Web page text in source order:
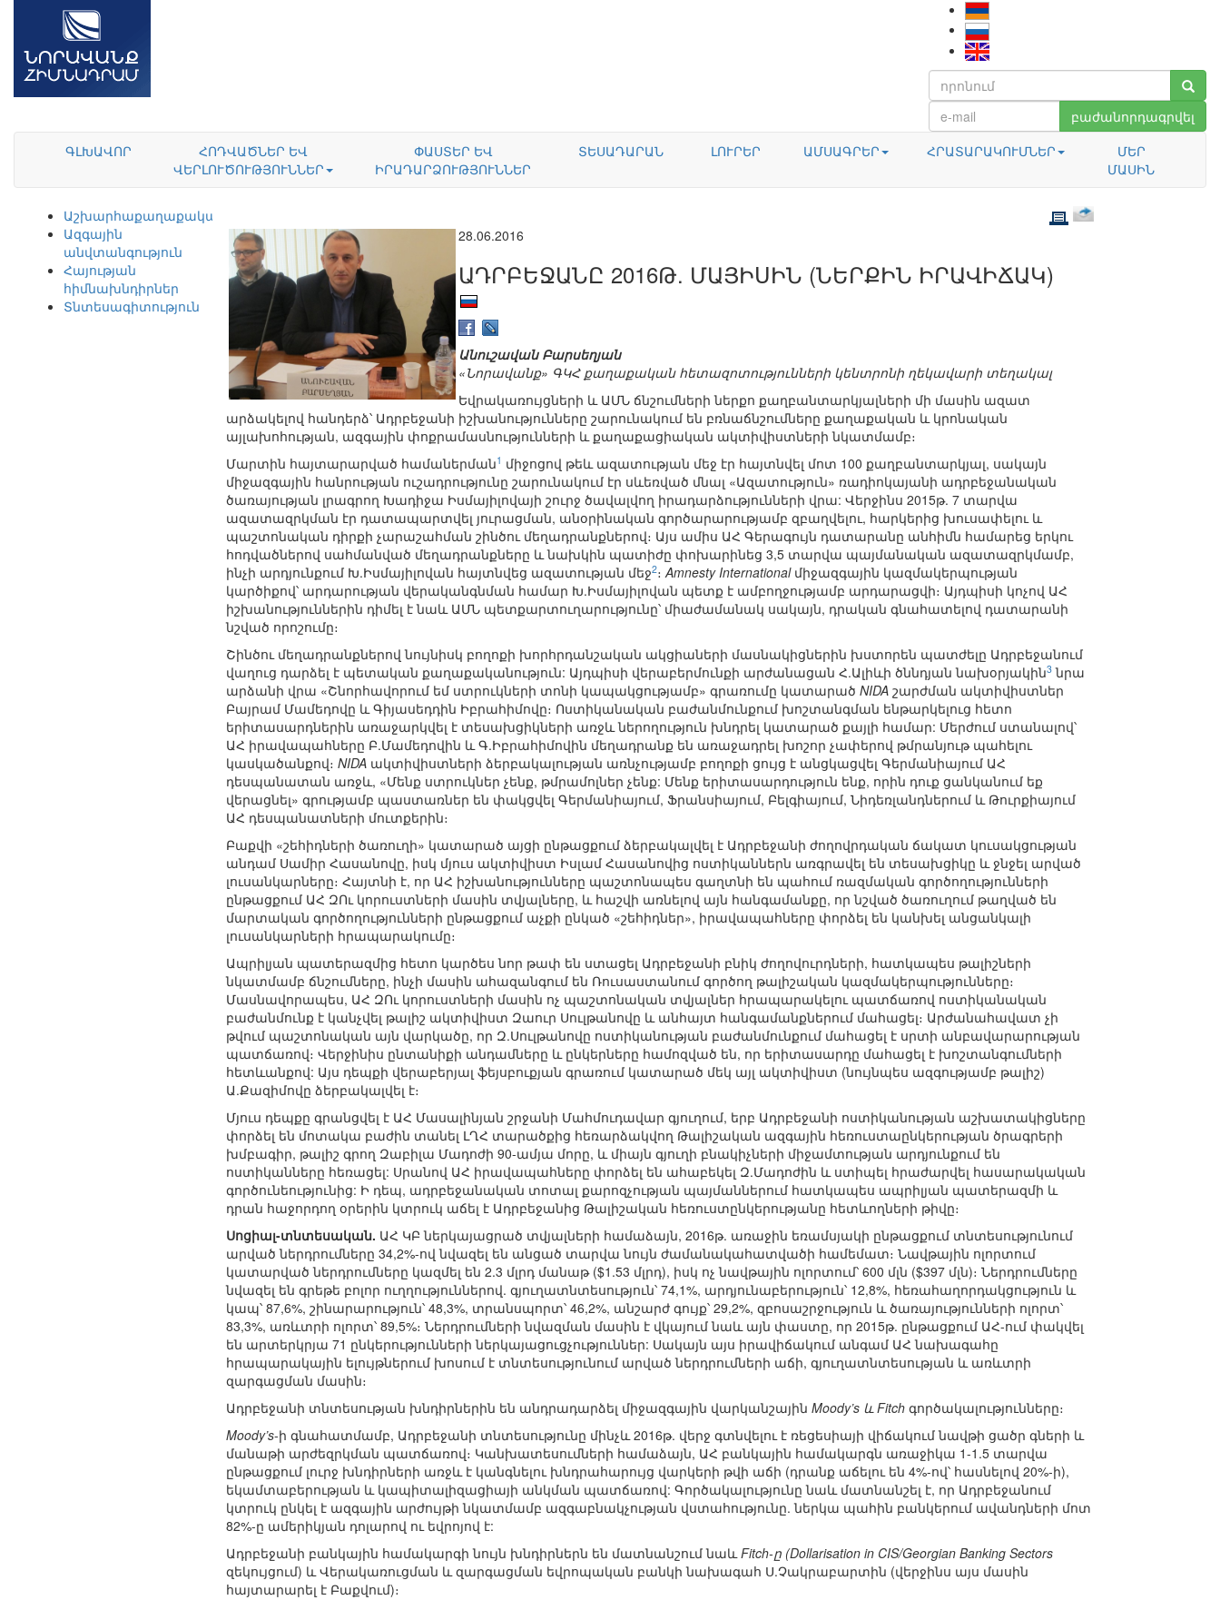
բաժանորդագրվել
ԳԼԽԱՎՈՐ
ՀՈԴՎԱԾՆԵՐ ԵՎ
ՎԵՐԼՈՒԾՈՒԹՅՈՒՆՆԵՐ
ՓԱՍՏԵՐ ԵՎ
ԻՐԱԴԱՐՁՈՒԹՅՈՒՆՆԵՐ
ՏԵՍԱԴԱՐԱՆ ԼՈՒՐԵՐ ԱՄՍԱԳՐԵՐ ՀՐԱՏԱՐԱԿՈՒՄՆԵՐ
ՄԵՐ
ՄԱՍԻՆ
Աշխարհաքաղաքականություն
Ազգային
անվտանգություն
Հայության
հիմնախնդիրներ
Տնտեսագիտություն
28.06.2016
ԱԴՐԲԵՋԱՆԸ 2016Թ. ՄԱՅԻՍԻՆ (ՆԵՐՔԻՆ ԻՐԱՎԻՃԱԿ)
Անուշավան Բարսեղյան
«Նորավանք» ԳԿՀ քաղաքական հետազոտությունների կենտրոնի ղեկավարի տեղակալ
Եվրակառույցների և ԱՄՆ ճնշումների ներքո քաղբանտարկյալների մի մասին ազատ
արձակելով հանդերձ՝ Ադրբեջանի իշխանությունները շարունակում են բռնաճնշումները քաղաքական և կրոնական
այլախոհության, ազգային փոքրամասնությունների և քաղաքացիական ակտիվիստների նկատմամբ։
Մարտին հայտարարված համաներման1 միջոցով թեև ազատության մեջ էր հայտնվել մոտ 100 քաղբանտարկյալ, սակայն
միջազգային հանրության ուշադրությունը շարունակում էր սևեռված մնալ «Ազատություն» ռադիոկայանի ադրբեջանական
ծառայության լրագրող Խադիջա Իսմայիլովայի շուրջ ծավալվող իրադարձությունների վրա: Վերջինս 2015թ. 7 տարվա
ազատազրկման էր դատապարտվել յուրացման, անօրինական գործարարությամբ զբաղվելու, հարկերից խուսափելու և
պաշտոնական դիրքի չարաշահման շինծու մեղադրանքներով։ Այս ամիս ԱՀ Գերագույն դատարանը անհիմն համարեց երկու
հոդվածներով սահմանված մեղադրանքները և նախկին պատիժը փոխարինեց 3,5 տարվա պայմանական ազատազրկմամբ,
ինչի արդյունքում Խ.Իսմայիլովան հայտնվեց ազատության մեջ2։Amnesty Internationalմիջազգային կազմակերպության
կարծիքով՝ արդարության վերականգնման համար Խ.Իսմայիլովան պետք է ամբողջությամբ արդարացվի։ Այդպիսի կոչով ԱՀ
իշխանություններին դիմել է նաև ԱՄՆ պետքարտուղարությունը՝ միաժամանակ սակայն, դրական գնահատելով դատարանի
նշված որոշումը։
Շինծու մեղադրանքներով նույնիսկ բողոքի խորհրդանշական ակցիաների մասնակիցներին խստորեն պատժելը Ադրբեջանում
վաղուց դարձել է պետական քաղաքականություն: Այդպիսի վերաբերմունքի արժանացան Հ.Ալիևի ծննդյան նախօրյակին3 նրա
արձանի վրա «Շնորհավորում եմ ստրուկների տոնի կապակցությամբ» գրառումը կատարած NIDA շարժման ակտիվիստներ
Բայրամ Մամեդովը և Գիյասեդդին Իբրահիմովը։ Ոստիկանական բաժանմունքում խոշտանգման ենթարկելուց հետո
երիտասարդներին առաջարկվել է տեսախցիկների առջև ներողություն խնդրել կատարած քայլի համար: Մերժում ստանալով՝
ԱՀ իրավապահները Բ.Մամեդովին և Գ.Իբրահիմովին մեղադրանք են առաջադրել խոշոր չափերով թմրանյութ պահելու
կասկածանքով։ NIDA ակտիվիստների ձերբակալության առնչությամբ բողոքի ցույց է անցկացվել Գերմանիայում ԱՀ
դեսպանատան առջև, «Մենք ստրուկներ չենք, թմրամոլներ չենք: Մենք երիտասարդություն ենք, որին դուք ցանկանում եք
վերացնել» գրությամբ պաստառներ են փակցվել Գերմանիայում, Ֆրանսիայում, Բելգիայում, Նիդեռլանդներում և Թուրքիայում
ԱՀ դեսպանատների մուտքերին։
Բաքվի «շեհիդների ծառուղի» կատարած այցի ընթացքում ձերբակալվել է Ադրբեջանի ժողովրդական ճակատ կուսակցության
անդամ Սամիր Հասանովը, իսկ մյուս ակտիվիստ Իսլամ Հասանովից ոստիկաններն առգրավել են տեսախցիկը և ջնջել արված
լուսանկարները։ Հայտնի է, որ ԱՀ իշխանությունները պաշտոնապես գաղտնի են պահում ռազմական գործողությունների
ընթացքում ԱՀ ԶՈւ կորուստների մասին տվյալները, և հաշվի առնելով այն հանգամանքը, որ նշված ծառուղում թաղված են
մարտական գործողությունների ընթացքում աչքի ընկած «շեհիդներ», իրավապահները փորձել են կանխել անցանկալի
լուսանկարների հրապարակումը։
Ապրիլյան պատերազմից հետո կարծես նոր թափ են ստացել Ադրբեջանի բնիկ ժողովուրդների, հատկապես թալիշների
նկատմամբ ճնշումները, ինչի մասին ահազանգում են Ռուսաստանում գործող թալիշական կազմակերպությունները։
Մասնավորապես, ԱՀ ԶՈւ կորուստների մասին ոչ պաշտոնական տվյալներ հրապարակելու պատճառով ոստիկանական
բաժանմունք է կանչվել թալիշ ակտիվիստ Զաուր Սուլթանովը և անհայտ հանգամանքներում մահացել։ Արժանահավատ չի
թվում պաշտոնական այն վարկածը, որ Զ.Սուլթանովը ոստիկանության բաժանմունքում մահացել է սրտի անբավարարության
պատճառով։ Վերջինիս ընտանիքի անդամները և ընկերները համոզված են, որ երիտասարդը մահացել է խոշտանգումների
հետևանքով: Այս դեպքի վերաբերյալ ֆեյսբուքյան գրառում կատարած մեկ այլ ակտիվիստ (նույնպես ազգությամբ թալիշ)
Ա.Քազիմովը ձերբակալվել է։
Մյուս դեպքը գրանցվել է ԱՀ Մասալինյան շրջանի Մահմուդավար գյուղում, երբ Ադրբեջանի ոստիկանության աշխատակիցները
փորձել են մոտակա բաժին տանել ԼՂՀ տարածքից հեռարձակվող Թալիշական ազգային հեռուստաընկերության ծրագրերի
խմբագիր, թալիշ գրող Զաբիլա Մադոժի 90-ամյա մորը, և միայն գյուղի բնակիչների միջամտության արդյունքում են
ոստիկանները հեռացել: Սրանով ԱՀ իրավապահները փորձել են ահաբեկել Զ.Մադոժին և ստիպել հրաժարվել հասարակական
գործունեությունից: Ի դեպ, ադրբեջանական տոտալ քարոզչության պայմաններում հատկապես ապրիլյան պատերազմի և
դրան հաջորդող օրերին կտրուկ աճել է Ադրբեջանից Թալիշական հեռուստընկերությանը հետևողների թիվը։
Սոցիալ-տնտեսական. ԱՀ ԿԲ ներկայացրած տվյալների համաձայն, 2016թ. առաջին եռամսյակի ընթացքում տնտեսությունում
արված ներդրումները 34,2%-ով նվազել են անցած տարվա նույն ժամանակահատվածի համեմատ։ Նավթային ոլորտում
կատարված ներդրումները կազմել են 2.3 մլրդ մանաթ ($1.53 մլրդ), իսկ ոչ նավթային ոլորտում՝ 600 մլն ($397 մլն)։ Ներդրումները
նվազել են գրեթե բոլոր ուղղություններով. գյուղատնտեսություն՝ 74,1%, արդյունաբերություն՝ 12,8%, հեռահաղորդակցություն և
կապ՝ 87,6%, շինարարություն՝ 48,3%, տրանսպորտ՝ 46,2%, անշարժ գույք՝ 29,2%, զբոսաշրջություն և ծառայությունների ոլորտ՝
83,3%, առևտրի ոլորտ՝ 89,5%։ Ներդրումների նվազման մասին է վկայում նաև այն փաստը, որ 2015թ. ընթացքում ԱՀ-ում փակվել
են արտերկրյա 71 ընկերությունների ներկայացուցչություններ: Սակայն այս իրավիճակում անգամ ԱՀ նախագահը
հրապարակային ելույթներում խոսում է տնտեսությունում արված ներդրումների աճի, գյուղատնտեսության և առևտրի
զարգացման մասին։
Ադրբեջանի տնտեսության խնդիրներին են անդրադարձել միջազգային վարկանշային Moody’s և Fitch գործակալությունները։
Moody’s-ի գնահատմամբ, Ադրբեջանի տնտեսությունը մինչև 2016թ. վերջ գտնվելու է ռեցեսիայի վիճակում նավթի ցածր գների և
մանաթի արժեզրկման պատճառով։ Կանխատեսումների համաձայն, ԱՀ բանկային համակարգն առաջիկա 1-1.5 տարվա
ընթացքում լուրջ խնդիրների առջև է կանգնելու խնդրահարույց վարկերի թվի աճի (դրանք աճելու են 4%-ով՝ հասնելով 20%-ի),
եկամտաբերության և կապիտալիզացիայի անկման պատճառով: Գործակալությունը նաև մատնանշել է, որ Ադրբեջանում
կտրուկ ընկել է ազգային արժույթի նկատմամբ ազգաբնակչության վստահությունը. ներկա պահին բանկերում ավանդների մոտ
82%-ը ամերիկյան դոլարով ու եվրոյով է:
Ադրբեջանի բանկային համակարգի նույն խնդիրներն են մատնանշում նաևFitch-ը (Dollarisation in CIS/Georgian Banking Sectors
զեկույցում) և Վերակառուցման և զարգացման եվրոպական բանկի նախագահ Ս.Չակրաբարտին (վերջինս այս մասին
հայտարարել է Բաքվում)։